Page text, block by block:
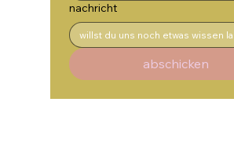
nachricht
abschicken